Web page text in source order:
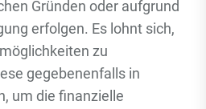
Gründen oder aufgrund
erfolgen. Es lohnt sich,
zu
gegebenenfalls in
um die finanzielle